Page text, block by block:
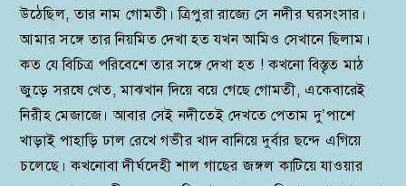
উঠেছিল, তার নাম গোমতী। ত্রিপুরা রাজ্যে সে নদীর ঘরসংসার।
আমার সঙ্গে তার নিয়মিত দেখা হত যখন আমিও সেখানে ছিলাম।
কত যে বিচিত্র পরিবেশে তার সঙ্গে দেখা হত ! কখনো বিস্তৃত মাঠ
জুড়ে সরষে খেত, মাঝখান দিয়ে বয়ে গেছে গোমতী, একেবারেই
নিরীহ মেজাজে। আবার সেই নদীতেই দেখতে পেতাম দু’পাশে
খাড়াই পাহাড়ি ঢাল রেখে গভীর খাদ বানিয়ে দুর্বার ছন্দে এগিয়ে
চলেছে। কখনোবা দীর্ঘদেহী শাল গাছের জঙ্গল কাটিয়ে যাওয়ার